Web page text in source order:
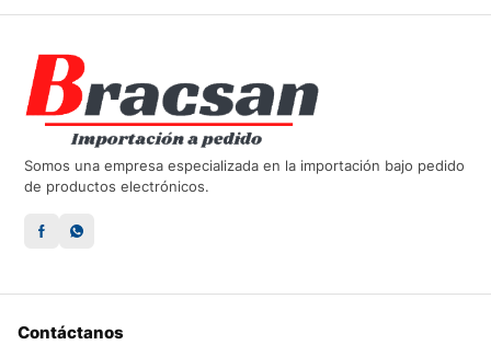
Somos una empresa especializada en la importación bajo pedido
de productos electrónicos.
Contáctanos